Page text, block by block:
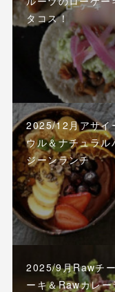
タコス！
2025/12月アサイ
ウル＆ナチュラル
ジーンランチ
2025/9月Rawチ
ーキ＆Rawカレー